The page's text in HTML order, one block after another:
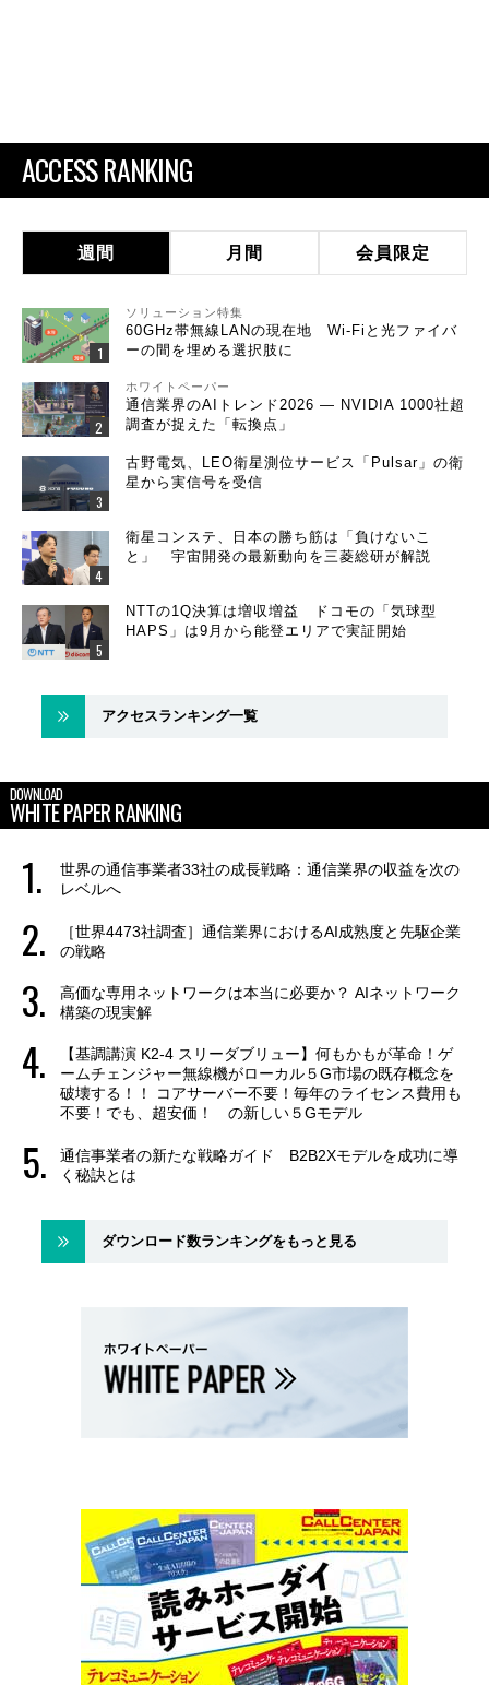
ACCESS RANKING
週間 月間 会員限定
ソリューション特集
60GHz帯無線LANの現在地 Wi-Fiと光ファイバ
ーの間を埋める選択肢に
ホワイトペーパー
通信業界のAIトレンド2026 ― NVIDIA 1000社超
調査が捉えた「転換点」
古野電気、LEO衛星測位サービス「Pulsar」の衛
星から実信号を受信
衛星コンステ、日本の勝ち筋は「負けないこ
と」 宇宙開発の最新動向を三菱総研が解説
NTTの1Q決算は増収増益 ドコモの「気球型
HAPS」は9月から能登エリアで実証開始
アクセスランキング一覧
DOWNLOAD
WHITE PAPER RANKING
世界の通信事業者33社の成長戦略：通信業界の収益を次の
レベルへ
［世界4473社調査］通信業界におけるAI成熟度と先駆企業
の戦略
高価な専用ネットワークは本当に必要か？ AIネットワーク
構築の現実解
【基調講演 K2-4 スリーダブリュー】何もかもが革命！ゲ
ームチェンジャー無線機がローカル５G市場の既存概念を
破壊する！！ コアサーバー不要！毎年のライセンス費用も
不要！でも、超安価！ の新しい５Gモデル
通信事業者の新たな戦略ガイド B2B2Xモデルを成功に導
く秘訣とは
ダウンロード数ランキングをもっと見る